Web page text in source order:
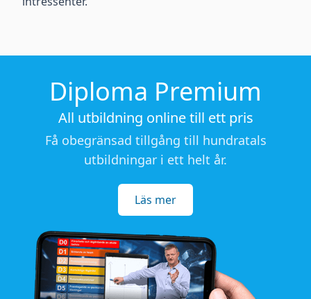
Diploma Premium
All utbildning online till ett pris
Få obegränsad tillgång till hundratals
utbildningar i ett helt år.
Läs mer